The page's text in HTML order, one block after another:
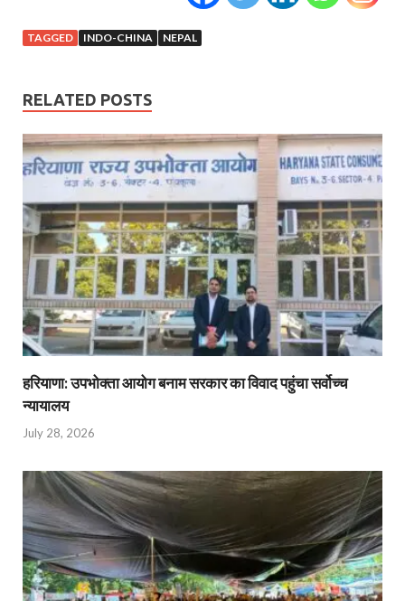
TAGGED INDO-CHINA NEPAL
RELATED POSTS
हरियाणा: उपभोक्ता आयोग बनाम सरकार का विवाद पहुंचा सर्वोच्च
न्यायालय
July 28, 2026